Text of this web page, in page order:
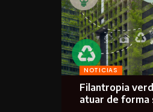
NOTICIAS
Filantropia
atuar de forma